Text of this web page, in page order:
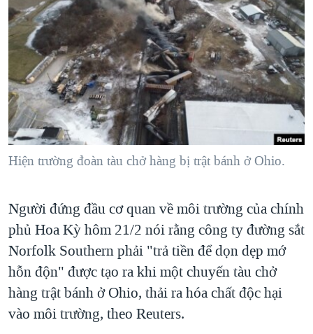
tới
"Tìm"
VẠCH TRẦN TIN GIẢ
NGƯỜI VIỆT HẢI NGOẠI
ĐỜI SỐNG
KINH TẾ
KHOA HỌC
SỨC KHOẺ
VĂN HOÁ
GIÁO DỤC
CHIẾN TRANH THƯƠNG MẠI CỦA MỸ: QUÁ KHỨ VÀ HIỆN
TẠI
HÀNH TRÌNH BẦU CỬ 2024
MỘT NĂM CHIẾN TRANH TẠI DẢI GAZA
GIẢI MÃ VÀNH ĐAI & CON ĐƯỜNG
NGÀY TỊ NẠN THẾ GIỚI
CHI PHÍ CHIẾN TRANH AFGHANISTAN
CÁC GIÁ TRỊ CỘNG HÒA Ở VIỆT NAM
THƯỢNG ĐỈNH TRUMP-KIM TẠI VIỆT NAM
TRỊNH VĨNH BÌNH VS. CHÍNH PHỦ VIỆT NAM
NGƯ DÂN VIỆT VÀ LÀN SÓNG TRỘM HẢI SÂM
HỌC TIẾNG ANH
VIDEO
NGHE
MẠNG XÃ HỘI
Ngôn ngữ khác
Hiện trường đoàn tàu chở hàng bị trật bánh ở Ohio.
Người đứng đầu cơ quan về môi trường của chính
phủ Hoa Kỳ hôm 21/2 nói rằng công ty đường sắt
Norfolk Southern phải "trả tiền để dọn dẹp mớ
hỗn độn" được tạo ra khi một chuyến tàu chở
hàng trật bánh ở Ohio, thải ra hóa chất độc hại
vào môi trường, theo Reuters.